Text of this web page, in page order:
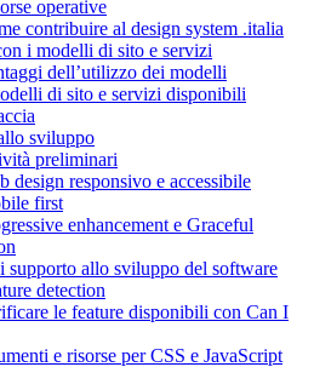
operative
contribuire al design system .italia
i modelli di sito e servizi
dell’utilizzo dei modelli
di sito e servizi disponibili
sviluppo
preliminari
design responsivo e accessibile
first
enhancement e Graceful
supporto allo sviluppo del software
detection
le feature disponibili con Can I
e risorse per CSS e JavaScript